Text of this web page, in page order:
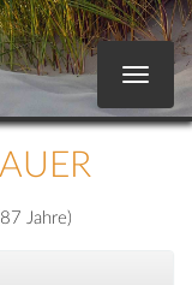
Toggle
Jahre)